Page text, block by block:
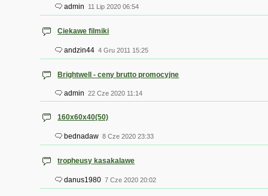
admin 11 Lip 2020 06:54
Ciekawe filmiki
andzin44 4 Gru 2011 15:25
Brightwell - ceny brutto promocyjne
admin 22 Cze 2020 11:14
160x60x40(50)
bednadaw 8 Cze 2020 23:33
tropheusy kasakalawe
danus1980 7 Cze 2020 20:02